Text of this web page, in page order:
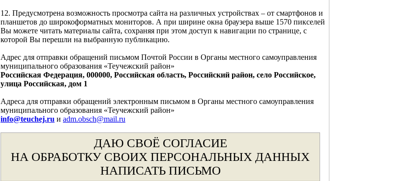
12. Предусмотрена возможность просмотра сайта на различных устройствах – от смартфонов и
планшетов до широкоформатных мониторов. А при ширине окна браузера выше 1570 пикселей
Вы можете читать материалы сайта, сохраняя при этом доступ к навигации по странице, с
которой Вы перешли на выбранную публикацию.
Адрес для отправки обращений письмом Почтой России в Органы местного самоуправления
муниципального образования «Теучежский район»
Российская Федерация, 000000, Российская область, Российский район, село Российское,
улица Российская, дом 1
Адреса для отправки обращений электронным письмом в Органы местного самоуправления
муниципального образования «Теучежский район»
info@teuchej.ru и adm.obsch@mail.ru
ДАЮ СВОЁ СОГЛАСИЕ
НА ОБРАБОТКУ СВОИХ ПЕРСОНАЛЬНЫХ ДАННЫХ
НАПИСАТЬ ПИСЬМО